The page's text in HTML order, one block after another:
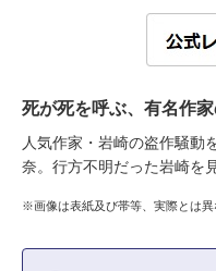
死が死を呼ぶ、有名作
人気作家・岩崎の盗作騒動
奈。行方不明だった岩崎を
※画像は表紙及び帯等、実際とは異